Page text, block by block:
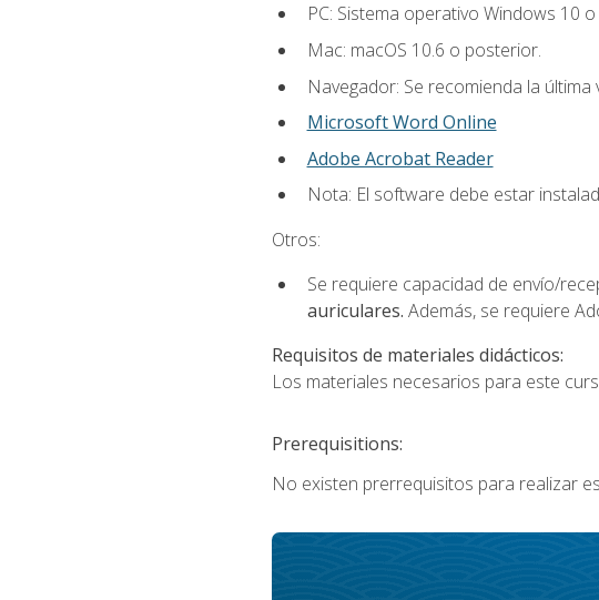
PC: Sistema operativo Windows 10
Mac: macOS 10.6 o posterior.
Navegador: Se recomienda la
Microsoft Word Online
Adobe Acrobat Reader
Nota: El software debe estar
Otros:
Se requiere capacidad de envío/
auriculares. Además, se requiere
Requisitos de materiales didácticos:
Los materiales necesarios para este
Prerequisitions:
No existen prerrequisitos para realizar